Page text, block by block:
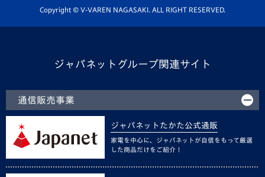
ホームタウン活動
Copyright © V-VAREN NAGASAKI. ALL RIGHT RESERVED.
ジャパネットグループ関連サイト
通信販売事業
ジャパネットたかた公式通販
家電を中心に、ジャパネットが自信をもって厳選
した商品だけをご紹介！